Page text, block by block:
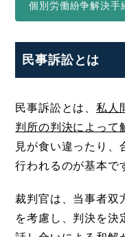
個別労働紛争解決手
民事訴訟とは
民事訴訟とは、 私人
判所の判決によって
見が食い違ったり、
行われるのが基本で
裁判官は、当事者双
を考慮し、判決を決